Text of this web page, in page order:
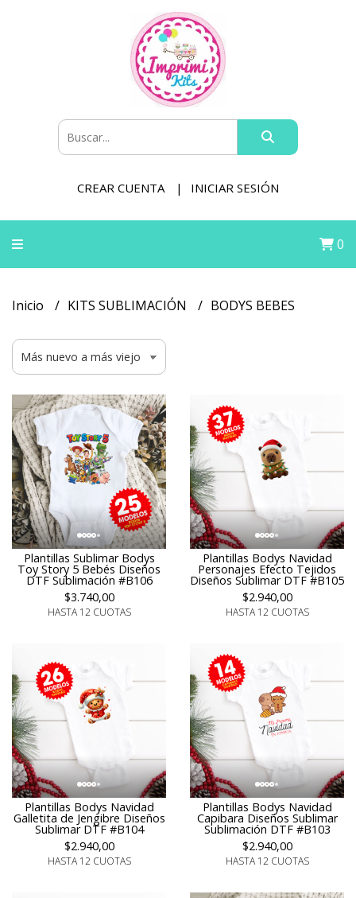
CREAR CUENTA INICIAR SESIÓN
0
Inicio KITS SUBLIMACIÓN BODYS BEBES
Plantillas Sublimar Bodys
Toy Story 5 Bebés Diseños
DTF Sublimación #B106
$3.740,00
HASTA 12 CUOTAS
Plantillas Bodys Navidad
Personajes Efecto Tejidos
Diseños Sublimar DTF #B105
$2.940,00
HASTA 12 CUOTAS
Plantillas Bodys Navidad
Galletita de Jengibre Diseños
Sublimar DTF #B104
$2.940,00
HASTA 12 CUOTAS
Plantillas Bodys Navidad
Capibara Diseños Sublimar
Sublimación DTF #B103
$2.940,00
HASTA 12 CUOTAS